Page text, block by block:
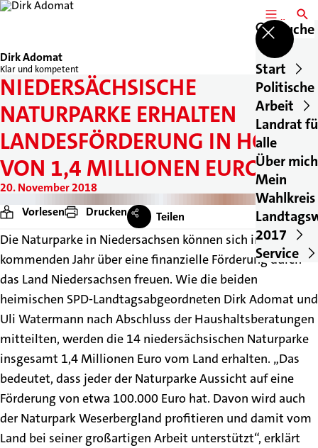
Dirk Adomat
Klar und kompetent
MENÜSuche
Start
Politische
Arbeit
Landrat
alle
Über mich
Mein
Wahlkreis
2017
Service
NIEDERSÄCHSISCHE
NATURPARKE ERHALTEN
LANDESFÖRDERUNG IN HÖHE
VON 1,4 MILLIONEN EURO
20. November 2018
Vorlesen
Drucken Teilen
Die Naturparke in Niedersachsen können sich im
kommenden Jahr über eine finanzielle Förderung durch
das Land Niedersachsen freuen. Wie die beiden
heimischen SPD-Landtagsabgeordneten Dirk Adomat und
Uli Watermann nach Abschluss der Haushaltsberatungen
mitteilten, werden die 14 niedersächsischen Naturparke
insgesamt 1,4 Millionen Euro vom Land erhalten. „Das
bedeutet, dass jeder der Naturparke Aussicht auf eine
Förderung von etwa 100.000 Euro hat. Davon wird auch
der Naturpark Weserbergland profitieren und damit vom
Land bei seiner großartigen Arbeit unterstützt“, erklärt